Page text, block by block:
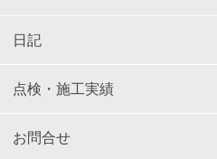
日記
点検・施工実績
お問合せ